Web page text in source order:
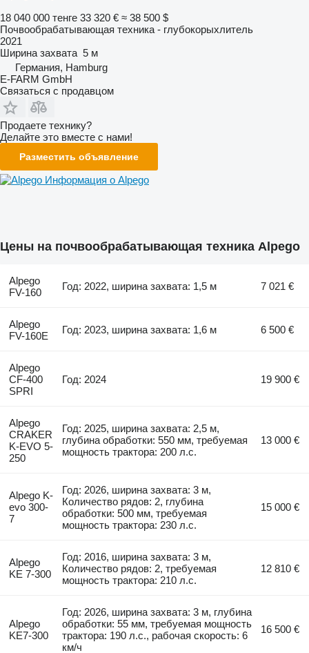
18 040 000 тенге 33 320 € ≈ 38 500 $
Почвообрабатывающая техника - глубокорыхлитель
2021
Ширина захвата 5 м
Германия, Hamburg
E-FARM GmbH
Связаться с продавцом
Продаете технику?
Делайте это вместе с нами!
Разместить объявление
Информация о Alpego
Цены на почвообрабатывающая техника Alpego
Alpego
FV-160
Год: 2022, ширина захвата: 1,5 м 7 021 €
Alpego
FV-160E
Год: 2023, ширина захвата: 1,6 м 6 500 €
Alpego
CF-400
SPRI
Год: 2024 19 900 €
Alpego
CRAKER
K-EVO 5-
250
Год: 2025, ширина захвата: 2,5 м,
глубина обработки: 550 мм, требуемая
мощность трактора: 200 л.с.
13 000 €
Alpego K-
evo 300-
7
Год: 2026, ширина захвата: 3 м,
Количество рядов: 2, глубина
обработки: 500 мм, требуемая
мощность трактора: 230 л.с.
15 000 €
Alpego
KE 7-300
Год: 2016, ширина захвата: 3 м,
Количество рядов: 2, требуемая
мощность трактора: 210 л.с.
12 810 €
Alpego
KE7-300
Год: 2026, ширина захвата: 3 м, глубина
обработки: 55 мм, требуемая мощность
трактора: 190 л.с., рабочая скорость: 6
км/ч
16 500 €